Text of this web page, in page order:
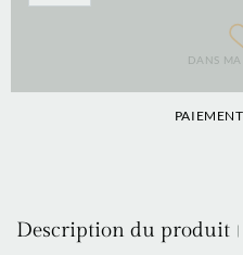
DANS
Description du produit